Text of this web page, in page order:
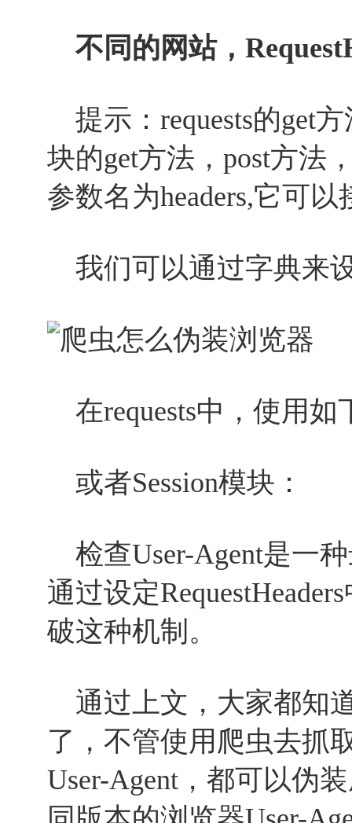
不同的网站，
提示：requests的get方
块的get方法，post方法
参数名为headers,它可
我们可以通过字典来
在requests中，使用如
或者Session模块：
检查User-Agent是一
通过设定
破这种机制。
通过上文，大家都知
了，不管使用爬虫去抓
User-Agent，都可以伪